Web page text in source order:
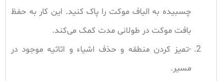
چسبیده به الیاف موکت را پاک کنید. این کار به حفظ
بافت موکت در طولانی مدت کمک می‌کند.
-تمیز کردن منطقه و حذف اشیاء و اثاثیه موجود در
مسیر.